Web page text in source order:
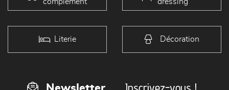
Literie Décoration
Newsletter